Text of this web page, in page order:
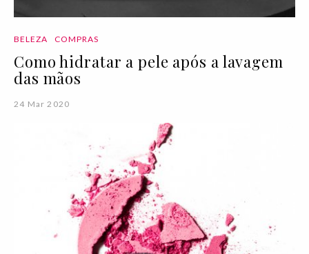
BELEZA COMPRAS
Como hidratar a pele após a lavagem
das mãos
24 Mar 2020